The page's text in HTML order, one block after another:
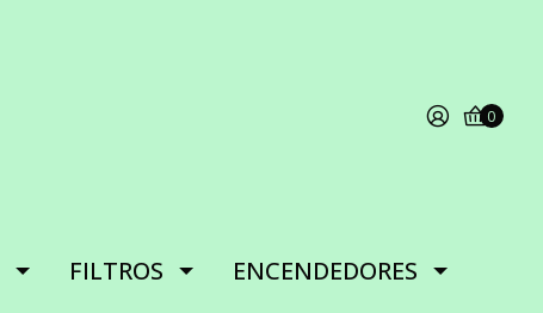
0
FILTROS ENCENDEDORES